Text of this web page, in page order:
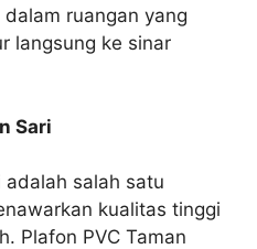
ruangan yang
langsung ke sinar
Sari
adalah salah satu
kualitas tinggi
Plafon PVC Taman